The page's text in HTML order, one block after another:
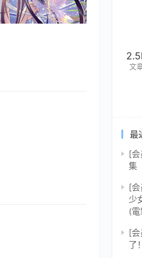
文
最
[会
集
[会
少
(
[
了